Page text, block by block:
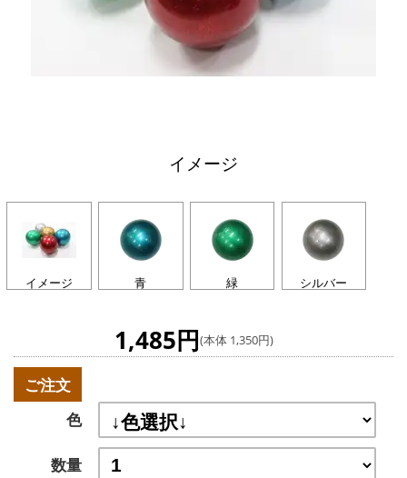
イメージ
イメージ 青 緑 シルバー
1,485円(本体 1,350円)
ご注文
色
数量